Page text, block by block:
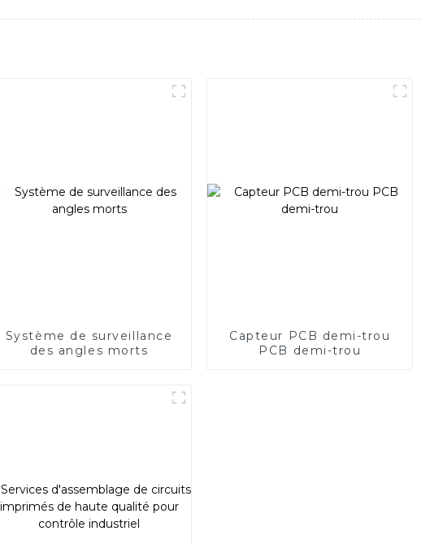
Système de surveillance
des angles morts
Capteur PCB demi-trou
PCB demi-trou